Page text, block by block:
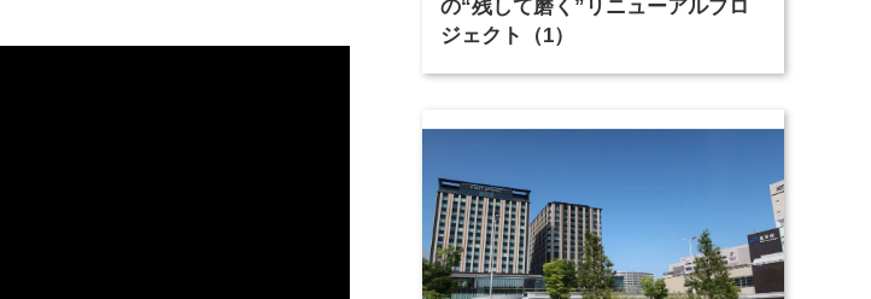
の“残して磨く”リニューアルプロ
ジェクト（1）